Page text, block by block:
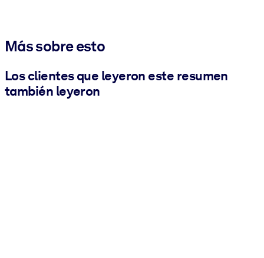
Más sobre esto
Los clientes que leyeron este resumen
también leyeron